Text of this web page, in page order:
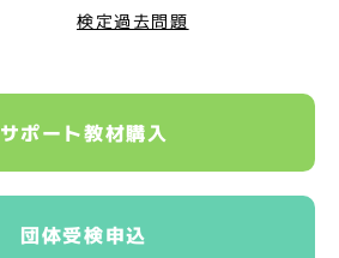
検定過去問題
サポート教材購入
団体受検申込